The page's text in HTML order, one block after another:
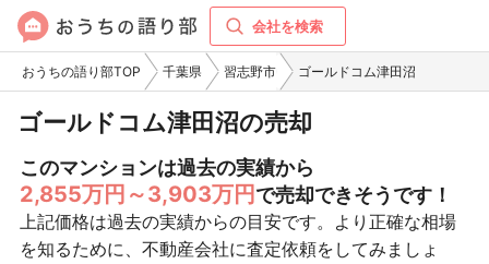
会社を検索
おうちの語り部TOP 千葉県 習志野市 ゴールドコム津田沼
ゴールドコム津田沼の売却
このマンションは過去の実績から
2,855万円～3,903万円で売却できそうです！
上記価格は過去の実績からの目安です。より正確な相場
を知るために、不動産会社に査定依頼をしてみましょ